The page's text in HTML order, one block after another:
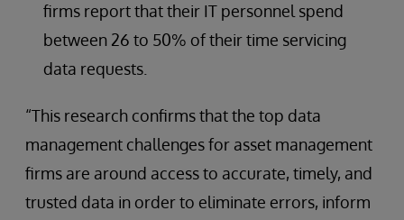
firms report that their IT personnel spend
between 26 to 50% of their time servicing
data requests.
“This research confirms that the top data
management challenges for asset management
firms are around access to accurate, timely, and
trusted data in order to eliminate errors, inform